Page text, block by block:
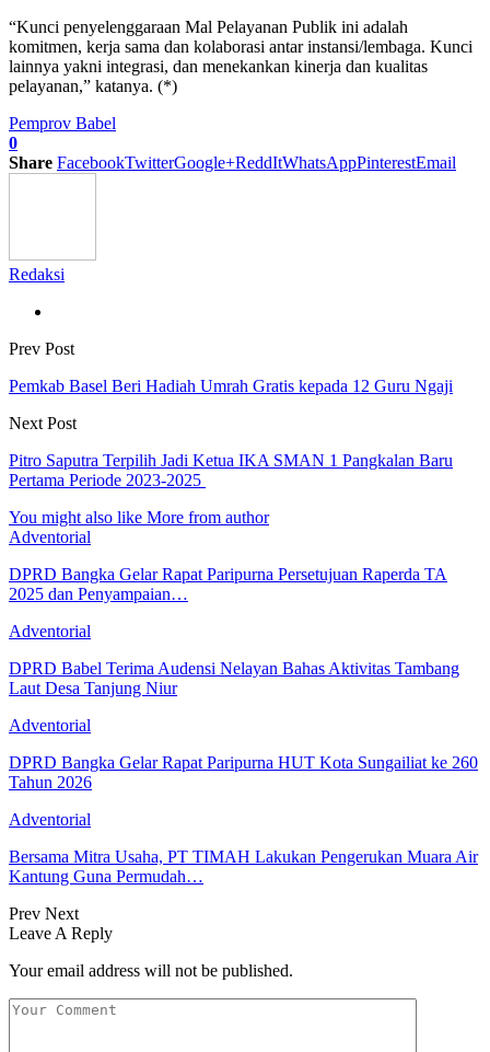
“Kunci penyelenggaraan Mal Pelayanan Publik ini adalah
komitmen, kerja sama dan kolaborasi antar instansi/lembaga. Kunci
lainnya yakni integrasi, dan menekankan kinerja dan kualitas
pelayanan,” katanya. (*)
Pemprov Babel
0
Share FacebookTwitterGoogle+ReddItWhatsAppPinterestEmail
Redaksi
Prev Post
Pemkab Basel Beri Hadiah Umrah Gratis kepada 12 Guru Ngaji
Next Post
Pitro Saputra Terpilih Jadi Ketua IKA SMAN 1 Pangkalan Baru
Pertama Periode 2023-2025
You might also like More from author
Adventorial
DPRD Bangka Gelar Rapat Paripurna Persetujuan Raperda TA
2025 dan Penyampaian…
Adventorial
DPRD Babel Terima Audensi Nelayan Bahas Aktivitas Tambang
Laut Desa Tanjung Niur
Adventorial
DPRD Bangka Gelar Rapat Paripurna HUT Kota Sungailiat ke 260
Tahun 2026
Adventorial
Bersama Mitra Usaha, PT TIMAH Lakukan Pengerukan Muara Air
Kantung Guna Permudah…
Prev Next
Leave A Reply
Your email address will not be published.